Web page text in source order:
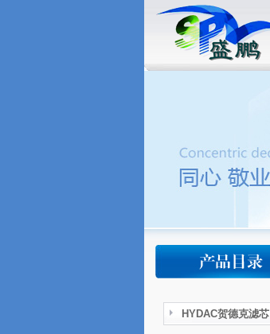
HYDAC贺德克滤芯